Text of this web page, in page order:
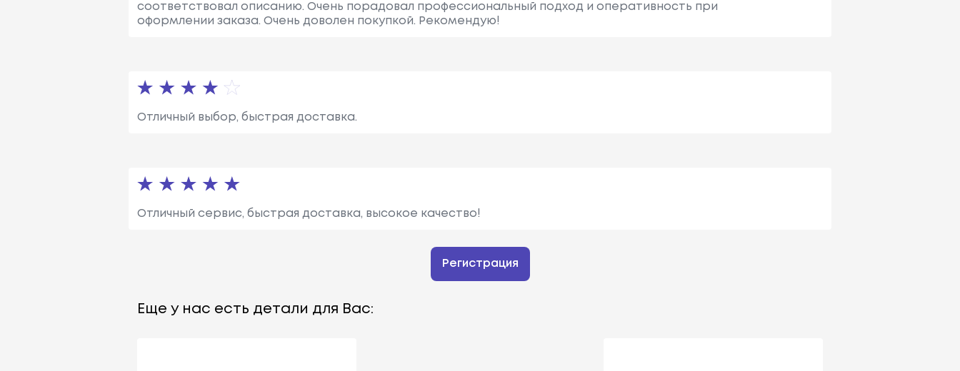
соответствовал описанию. Очень порадовал профессиональный подход и оперативность при
оформлении заказа. Очень доволен покупкой. Рекомендую!
Отличный выбор, быстрая доставка.
Отличный сервис, быстрая доставка, высокое качество!
Регистрация
Еще у нас есть детали для Вас: